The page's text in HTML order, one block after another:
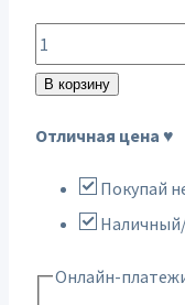
Количество
товара
"Ларс
В корзину
Отличная цена ♥
Покупай
Онлайн-